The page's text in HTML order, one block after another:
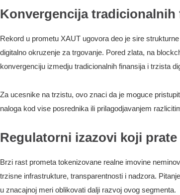
Konvergencija
Rekord u prometu XAUT ugovora deo je sire
digitalno okruzenje za trgovanje. Pored zlata, na
konvergenciju izmedju tradicionalnih finansija i trzista
Za ucesnike na trzistu, ovo znaci da je moguce
naloga kod vise posrednika ili prilagodjavanjem
Regulatorni izazovi koji
Brzi rast prometa tokenizovane realne imovine
trzisne infrastrukture, transparentnosti i nadzora.
u znacajnoj meri oblikovati dalji razvoj ovog segmenta.